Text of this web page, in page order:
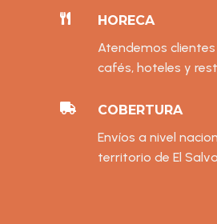

HORECA
Atendemos
cafés, hoteles y

COBERTURA
Envíos a nivel
territorio de El